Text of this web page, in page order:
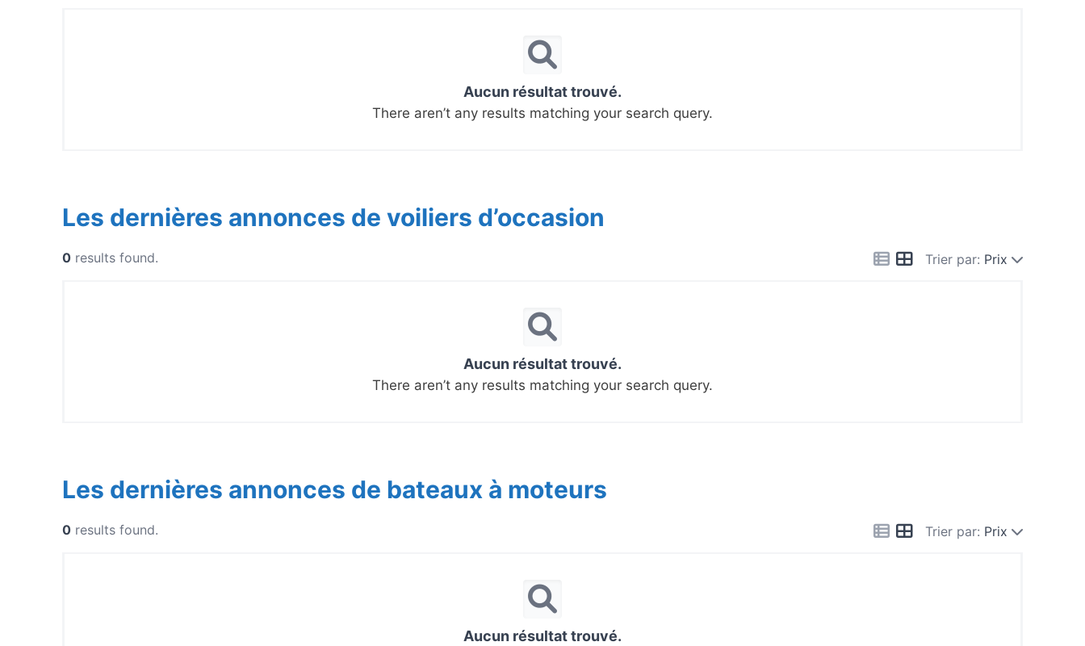
Aucun résultat trouvé.
There aren’t any results matching your search query.
Les dernières annonces de voiliers d’occasion
Trier par: Prix
0 results found.
Aucun résultat trouvé.
There aren’t any results matching your search query.
Les dernières annonces de bateaux à moteurs
Trier par: Prix
0 results found.
Aucun résultat trouvé.